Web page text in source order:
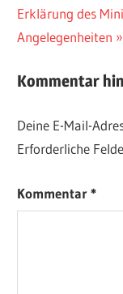
Nächster
Beitrag:
Erklärung des
Angelegenheiten
Kommentar
Deine E-Mail-
Erforderliche
Kommentar*